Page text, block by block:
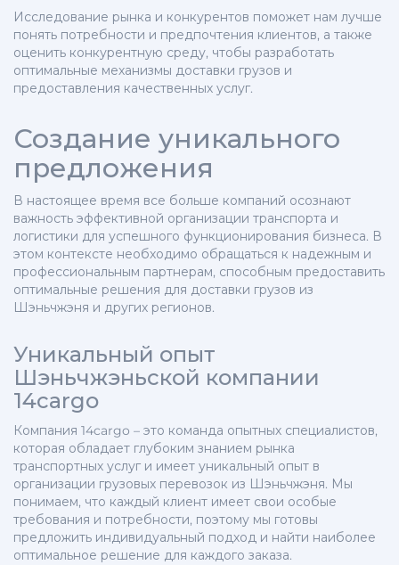
Исследование рынка и конкурентов поможет нам лучше
понять потребности и предпочтения клиентов, а также
оценить конкурентную среду, чтобы разработать
оптимальные механизмы доставки грузов и
предоставления качественных услуг.
Создание уникального
предложения
В настоящее время все больше компаний осознают
важность эффективной организации транспорта и
логистики для успешного функционирования бизнеса. В
этом контексте необходимо обращаться к надежным и
профессиональным партнерам, способным предоставить
оптимальные решения для доставки грузов из
Шэньчжэня и других регионов.
Уникальный опыт
Шэньчжэньской компании
14cargo
Компания 14cargo – это команда опытных специалистов,
которая обладает глубоким знанием рынка
транспортных услуг и имеет уникальный опыт в
организации грузовых перевозок из Шэньчжэня. Мы
понимаем, что каждый клиент имеет свои особые
требования и потребности, поэтому мы готовы
предложить индивидуальный подход и найти наиболее
оптимальное решение для каждого заказа.